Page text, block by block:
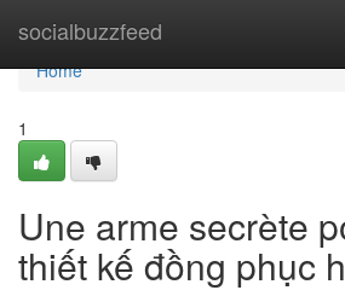
socialbuzzfeed
Home
Home
1
Une arme secrète
thiết kế đồng phục